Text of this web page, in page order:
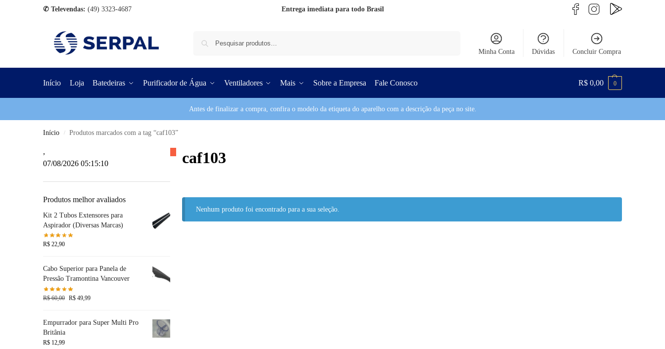
✆ Televendas: (49) 3323-4687 Entrega imediata para todo Brasil
Minha Conta Dúvidas Concluir Compra
Início Loja Batedeiras Purificador de Água Ventiladores Mais Sobre a Empresa Fale Conosco R$ 0,00 0
Antes de finalizar a compra, confira o modelo da etiqueta do aparelho com a descrição da peça no site.
Início / Produtos marcados com a tag “caf103”
caf103
Nenhum produto foi encontrado para a sua seleção.
,
07/08/2026 05:15:11
Produtos melhor avaliados
Kit 2 Tubos Extensores para
Aspirador (Diversas Marcas)
R$ 22,90
Cabo Superior para Panela de
Pressão Tramontina Vancouver
R$60,00 R$ 49,99
Empurrador para Super Multi Pro
Britânia
R$ 12,99